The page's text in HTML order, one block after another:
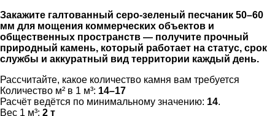
Закажите галтованный серо-зеленый песчаник 50–60
мм для мощения коммерческих объектов и
общественных пространств — получите прочный
природный камень, который работает на статус, срок
службы и аккуратный вид территории каждый день.
Рассчитайте, какое количество камня вам требуется
Количество м² в 1 м³: 14–17
Расчёт ведётся по минимальному значению: 14.
Вес 1 м³: 2 т